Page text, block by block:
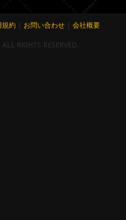
規約 | お問い合わせ | 会社概要
RIGHTS RESERVED.